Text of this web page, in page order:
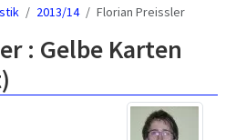
2013/14 Florian Preissler
: Gelbe Karten